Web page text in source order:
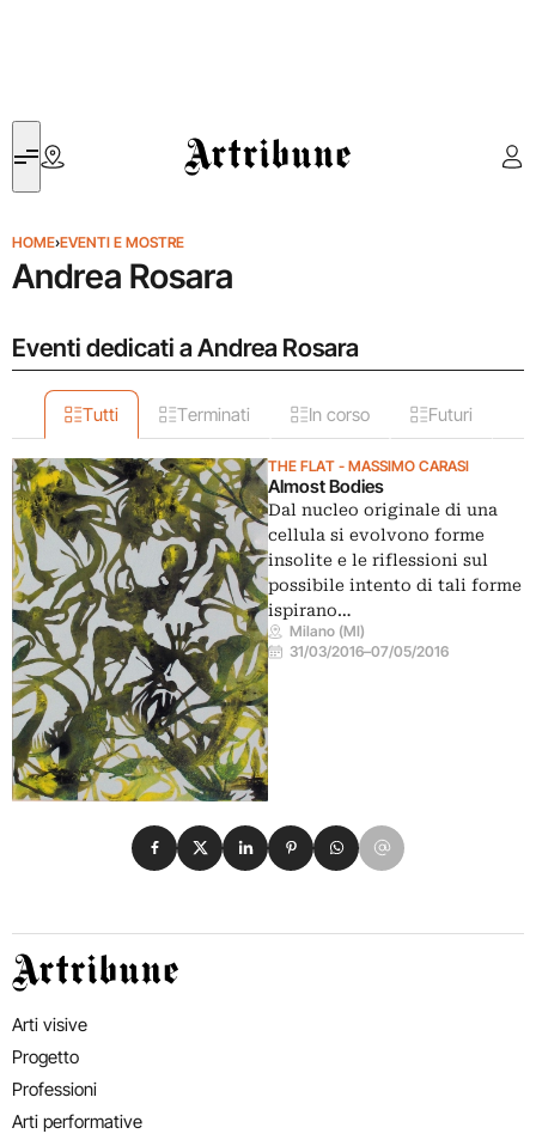
Artribune
HOME›EVENTI E MOSTRE
Andrea Rosara
Eventi dedicati a Andrea Rosara
Tutti Terminati In corso Futuri
THE FLAT - MASSIMO CARASI
Almost Bodies
Dal nucleo originale di una
cellula si evolvono forme
insolite e le riflessioni sul
possibile intento di tali forme
ispirano…
Milano (MI)
31/03/2016–07/05/2016
Condividi su Facebook
Condividi su X
Condividi su LinkedIn
Condividi su Pinterest
Condividi su WhatsApp
Condividi su Email
Artribune
Arti visive
Progetto
Professioni
Arti performative